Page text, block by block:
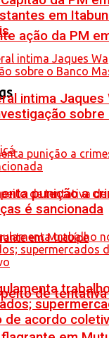
ação da PM
de
em
intima Jaques
sobre
punição a
é sancionada
de acordo